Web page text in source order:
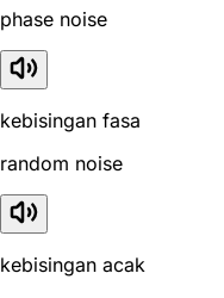
phase noise
kebisingan fasa
random noise
kebisingan acak